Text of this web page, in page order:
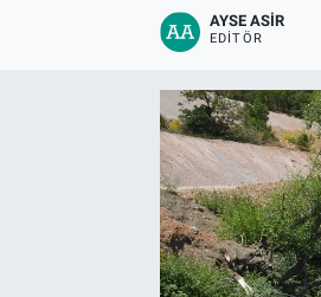
AYSE ASIR
EDITÖR
Tüm Manşetler
Haber Arşivi